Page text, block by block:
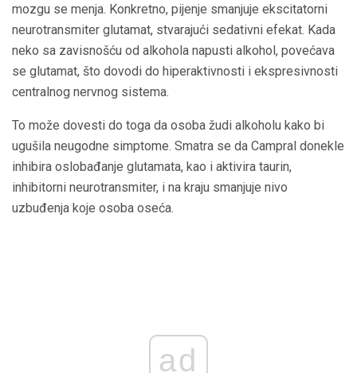
mozgu se menja. Konkretno, pijenje smanjuje ekscitatorni
neurotransmiter glutamat, stvarajući sedativni efekat. Kada
neko sa zavisnošću od alkohola napusti alkohol, povećava
se glutamat, što dovodi do hiperaktivnosti i ekspresivnosti
centralnog nervnog sistema.
To može dovesti do toga da osoba žudi alkoholu kako bi
ugušila neugodne simptome. Smatra se da Campral donekle
inhibira oslobađanje glutamata, kao i aktivira taurin,
inhibitorni neurotransmiter, i na kraju smanjuje nivo
uzbuđenja koje osoba oseća.
ad